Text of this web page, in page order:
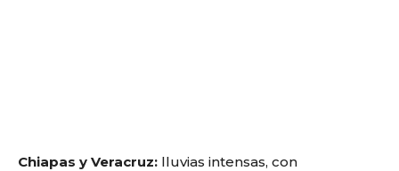
Chiapas y Veracruz: lluvias intensas, con